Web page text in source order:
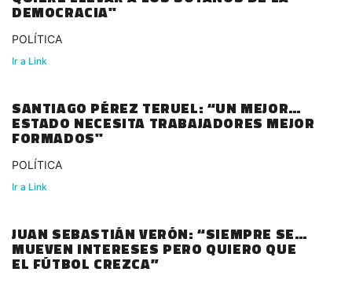
DEMOCRACIA"
POLÍTICA
Ir a Link
SANTIAGO PÉREZ TERUEL: “UN MEJOR
ESTADO NECESITA TRABAJADORES MEJOR
FORMADOS"
POLÍTICA
Ir a Link
JUAN SEBASTIÁN VERÓN: “SIEMPRE SE
MUEVEN INTERESES PERO QUIERO QUE
EL FÚTBOL CREZCA”